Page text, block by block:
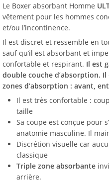
Le Boxer absorbant Homme
vêtement pour les hommes
et/ou l’incontinence.
Il est discret et ressemble en
sauf qu’il est absorbant et
confortable et respirant. Il est
double couche d’absorption.
zones d’absorption : avant,
Il est très confortable :
taille
Sa coupe est conçue pour
anatomie masculine. Il
Discrétion visuelle car
classique
Triple zone absorbante
arrière.